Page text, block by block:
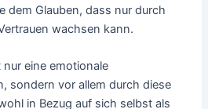
dem Glauben, dass nur durch
wachsen kann.
eine emotionale
sondern vor allem durch diese
in Bezug auf sich selbst als